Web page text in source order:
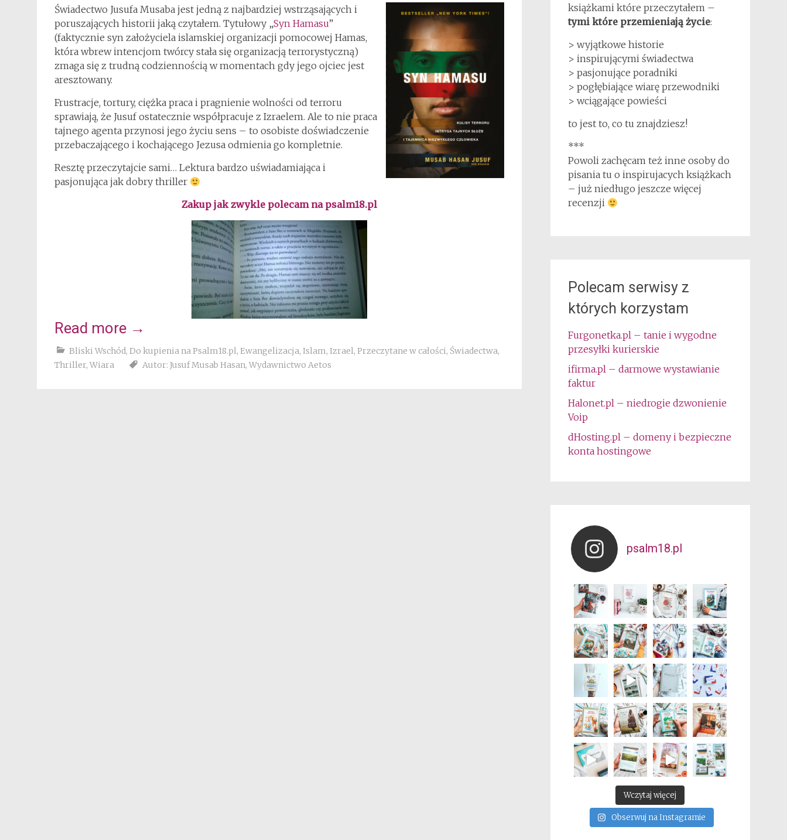
Świadectwo Jusufa Musaba jest jedną z najbardziej wstrząsających i
poruszających historii jaką czytałem. Tytułowy „Syn Hamasu”
(faktycznie syn założyciela islamskiej organizacji pomocowej Hamas,
która wbrew intencjom twórcy stała się organizacją terrorystyczną)
zmaga się z trudną codziennością w momentach gdy jego ojciec jest
aresztowany.
Frustracje, tortury, ciężka praca i pragnienie wolności od terroru
sprawiają, że Jusuf ostatecznie współpracuje z Izraelem. Ale to nie praca
tajnego agenta przynosi jego życiu sens – to osobiste doświadczenie
przebaczającego i kochającego Jezusa odmienia go kompletnie.
Resztę przeczytajcie sami… Lektura bardzo uświadamiająca i
pasjonująca jak dobry thriller
Zakup jak zwykle polecam na psalm18.pl
Read more →
Bliski Wschód, Do kupienia na Psalm18.pl, Ewangelizacja, Islam, Izrael, Przeczytane w całości, Świadectwa,
Thriller, Wiara Autor: Jusuf Musab Hasan, Wydawnictwo Aetos
książkami które przeczytałem –
tymi które przemieniają życie:
> wyjątkowe historie
> inspirującymi świadectwa
> pasjonujące poradniki
> pogłębiające wiarę przewodniki
> wciągające powieści
to jest to, co tu znajdziesz!
***
Powoli zachęcam też inne osoby do
pisania tu o inspirujacych książkach
– już niedługo jeszcze więcej
recenzji
Polecam serwisy z
których korzystam
Furgonetka.pl – tanie i wygodne
przesyłki kurierskie
ifirma.pl – darmowe wystawianie
faktur
Halonet.pl – niedrogie dzwonienie
Voip
dHosting.pl – domeny i bezpieczne
konta hostingowe
psalm18.pl
Wczytaj więcej
Obserwuj na Instagramie